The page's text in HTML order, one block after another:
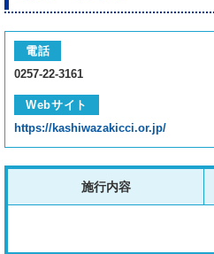
電話
0257-22-3161
Webサイト
https://kashiwazakicci.or.jp/
施行内容